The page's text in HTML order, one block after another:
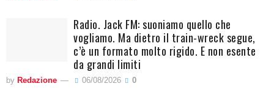
Radio. Jack FM: suoniamo quello che
vogliamo. Ma dietro il train-wreck segue,
c’è un formato molto rigido. E non esente
da grandi limiti
by Redazione 06/08/2026 0